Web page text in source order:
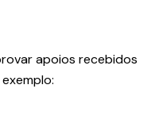
apoios recebidos